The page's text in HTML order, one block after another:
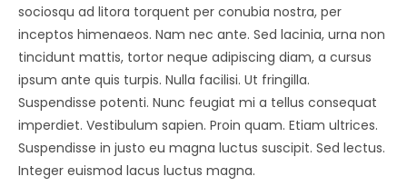
sociosqu ad litora torquent per conubia nostra, per
inceptos himenaeos. Nam nec ante. Sed lacinia, urna non
tincidunt mattis, tortor neque adipiscing diam, a cursus
ipsum ante quis turpis. Nulla facilisi. Ut fringilla.
Suspendisse potenti. Nunc feugiat mi a tellus consequat
imperdiet. Vestibulum sapien. Proin quam. Etiam ultrices.
Suspendisse in justo eu magna luctus suscipit. Sed lectus.
Integer euismod lacus luctus magna.